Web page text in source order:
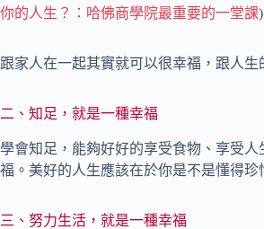
你的人生？：哈佛商學院最重要的一堂課)
跟家人在一起其實就可以很幸福，跟人
二、知足，就是一種幸福
學會知足，能夠好好的享受食物、享受
福。美好的人生應該在於你是不是懂得
三、努力生活，就是一種幸福